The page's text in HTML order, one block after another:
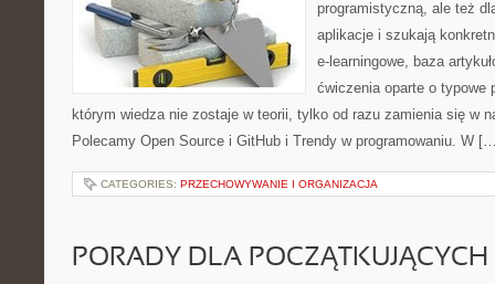
programistyczną, ale też
aplikacje i szukają
e-learningowe, baza
ćwiczenia oparte o typowe
którym wiedza nie zostaje w teorii, tylko od razu zamienia się w
Polecamy Open Source i GitHub i Trendy w programowaniu. W
CATEGORIES: PRZECHOWYWANIE I ORGANIZACJA
PORADY DLA POCZĄTKUJĄCYCH